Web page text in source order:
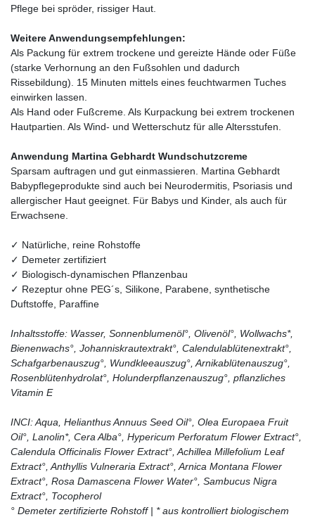
Pflege bei spröder, rissiger Haut.
Weitere Anwendungsempfehlungen:
Als Packung für extrem trockene und gereizte Hände oder Füße
(starke Verhornung an den Fußsohlen und dadurch
Rissebildung). 15 Minuten mittels eines feuchtwarmen Tuches
einwirken lassen.
Als Hand oder Fußcreme. Als Kurpackung bei extrem trockenen
Hautpartien. Als Wind- und Wetterschutz für alle Altersstufen.
Anwendung Martina Gebhardt Wundschutzcreme
Sparsam auftragen und gut einmassieren. Martina Gebhardt
Babypflegeprodukte sind auch bei Neurodermitis, Psoriasis und
allergischer Haut geeignet. Für Babys und Kinder, als auch für
Erwachsene.
✓ Natürliche, reine Rohstoffe
✓ Demeter zertifiziert
✓ Biologisch-dynamischen Pflanzenbau
✓ Rezeptur ohne PEG´s, Silikone, Parabene, synthetische
Duftstoffe, Paraffine
Inhaltsstoffe: Wasser, Sonnenblumenöl°, Olivenöl°, Wollwachs*,
Bienenwachs°, Johanniskrautextrakt°, Calendulablütenextrakt°,
Schafgarbenauszug°, Wundkleeauszug°, Arnikablütenauszug°,
Rosenblütenhydrolat°, Holunderpflanzenauszug°, pflanzliches
Vitamin E
INCI: Aqua, Helianthus Annuus Seed Oil°, Olea Europaea Fruit
Oil°, Lanolin*, Cera Alba°, Hypericum Perforatum Flower Extract°,
Calendula Officinalis Flower Extract°, Achillea Millefolium Leaf
Extract°, Anthyllis Vulneraria Extract°, Arnica Montana Flower
Extract°, Rosa Damascena Flower Water°, Sambucus Nigra
Extract°, Tocopherol
° Demeter zertifizierte Rohstoff | * aus kontrolliert biologischem